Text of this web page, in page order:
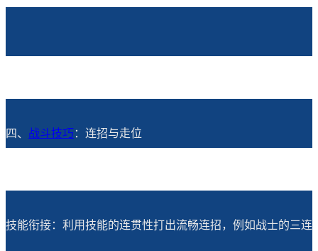
四、 战斗技巧 ：连招与走位
技能衔接：利用技能的连贯性打出流畅连招，例如战士的三连